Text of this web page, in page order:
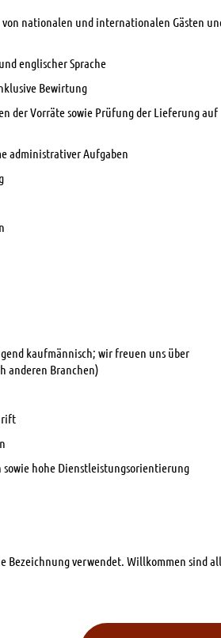
nationalen und internationalen Gästen
englischer Sprache
Bewirtung
der Vorräte sowie Prüfung der Lieferung auf
administrativer Aufgaben
kaufmännisch; wir freuen uns über
anderen Branchen)
sowie hohe Dienstleistungsorientierung
Bezeichnung verwendet. Willkommen sind